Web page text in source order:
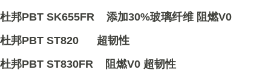
杜邦PBT SK655FR 添加30%玻璃纤维 阻燃V0
杜邦PBT ST820 超韧性
杜邦PBT ST830FR 阻燃V0 超韧性